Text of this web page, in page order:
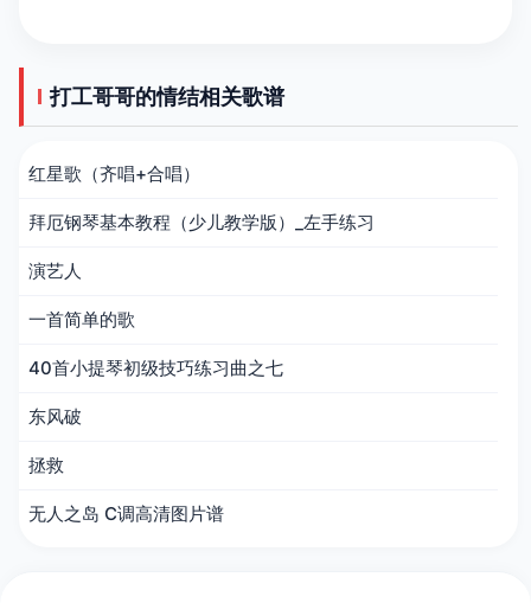
打工哥哥的情结相关歌谱
红星歌（齐唱+合唱）
拜厄钢琴基本教程（少儿教学版）_左手练习
演艺人
一首简单的歌
40首小提琴初级技巧练习曲之七
东风破
拯救
无人之岛 C调高清图片谱